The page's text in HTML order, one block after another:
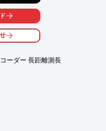
ーダー 長距離測長